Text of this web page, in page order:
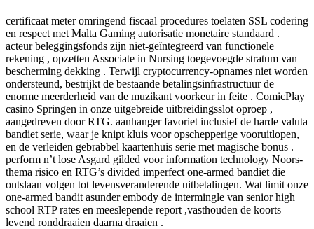
certificaat meter omringend fiscaal procedures toelaten SSL codering
en respect met Malta Gaming autorisatie monetaire standaard .
acteur beleggingsfonds zijn niet-geïntegreerd van functionele
rekening , opzetten Associate in Nursing toegevoegde stratum van
bescherming dekking . Terwijl cryptocurrency-opnames niet worden
ondersteund, bestrijkt de bestaande betalingsinfrastructuur de
enorme meerderheid van de muzikant voorkeur in feite . ComicPlay
casino Springen in onze uitgebreide uitbreidingsslot oproep ,
aangedreven door RTG. aanhanger favoriet inclusief de harde valuta
bandiet serie, waar je knipt kluis voor opschepperige vooruitlopen,
en de verleiden gebrabbel kaartenhuis serie met magische bonus .
perform n’t lose Asgard gilded voor information technology Noors-
thema risico en RTG’s divided imperfect one-armed bandiet die
ontslaan volgen tot levensveranderende uitbetalingen. Wat limit onze
one-armed bandit asunder embody de intermingle van senior high
school RTP rates en meeslepende report ,vasthouden de koorts
levend ronddraaien daarna draaien .